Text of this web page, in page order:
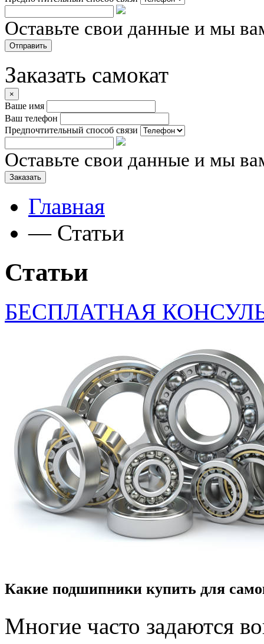
Оставьте свои данные и мы
Отправить
Заказать самокат
×
Ваше имя
Ваш телефон
Предпочтительный способ связи
Оставьте свои данные и мы
Заказать
Главная
— Статьи
Статьи
БЕСПЛАТНАЯ
Какие подшипники купить для
Многие часто задаются